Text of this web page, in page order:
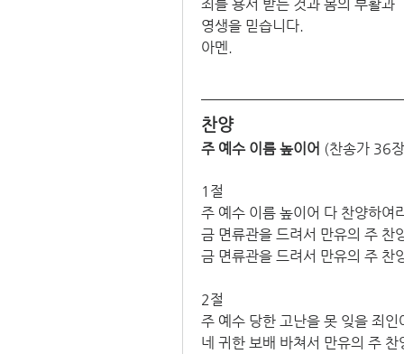
죄를 용서 받는 것과 몸의 부활과
영생을 믿습니다.
아멘.
찬양
주 예수 이름 높이어 (찬송가 36
1절
주 예수 이름 높이어 다 찬양하여
금 면류관을 드려서 만유의 주 찬
금 면류관을 드려서 만유의 주 찬
2절
주 예수 당한 고난을 못 잊을 죄인
네 귀한 보배 바쳐서 만유의 주 찬